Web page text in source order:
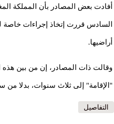
أفادت بعض المصادر بأن المملكة
السادس قررت إتخاذ إجراءات خاصة
أراضيها.
وقالت ذات المصادر، إن من بين هذه
"الإقامة" إلى ثلاث سنوات، بدلا من
التفاصيل